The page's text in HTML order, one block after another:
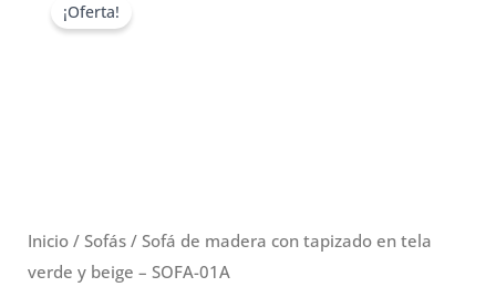
¡Oferta!
Inicio/ Sofás/ Sofá de madera con tapizado en tela
verde y beige – SOFA-01A